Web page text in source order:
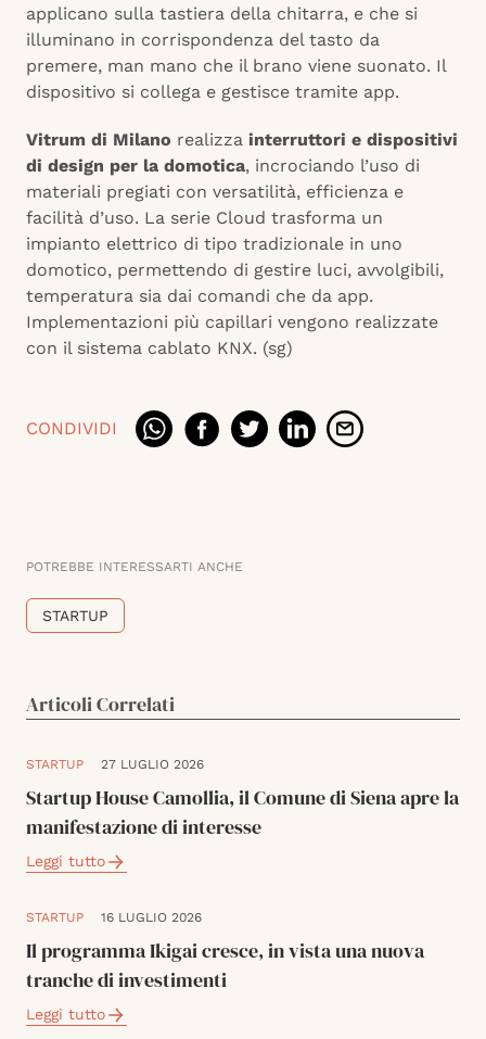
applicano sulla tastiera della chitarra, e che si
illuminano in corrispondenza del tasto da
premere, man mano che il brano viene suonato. Il
dispositivo si collega e gestisce tramite app.
Vitrum di Milano realizza interruttori e dispositivi
di design per la domotica, incrociando l’uso di
materiali pregiati con versatilità, efficienza e
facilità d’uso. La serie Cloud trasforma un
impianto elettrico di tipo tradizionale in uno
domotico, permettendo di gestire luci, avvolgibili,
temperatura sia dai comandi che da app.
Implementazioni più capillari vengono realizzate
con il sistema cablato KNX. (sg)
CONDIVIDI
POTREBBE INTERESSARTI ANCHE
STARTUP
Articoli Correlati
STARTUP 27 LUGLIO 2026
Startup House Camollia, il Comune di Siena apre la
manifestazione di interesse
Leggi tutto
STARTUP 16 LUGLIO 2026
Il programma Ikigai cresce, in vista una nuova
tranche di investimenti
Leggi tutto